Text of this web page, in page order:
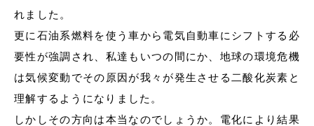
れました。
更に石油系燃料を使う車から電気自動車にシフトする必
要性が強調され、私達もいつの間にか、地球の環境危機
は気候変動でその原因が我々が発生させる二酸化炭素と
理解するようになりました。
しかしその方向は本当なのでしょうか。電化により結果